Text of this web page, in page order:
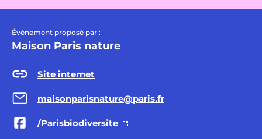
Évènement proposé par :
Maison Paris nature
Site internet
maisonparisnature@paris.fr
/Parisbiodiversite